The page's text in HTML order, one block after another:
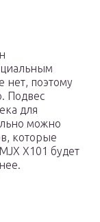
нет, поэтому
Подвес
для
можно
которые
X101 будет